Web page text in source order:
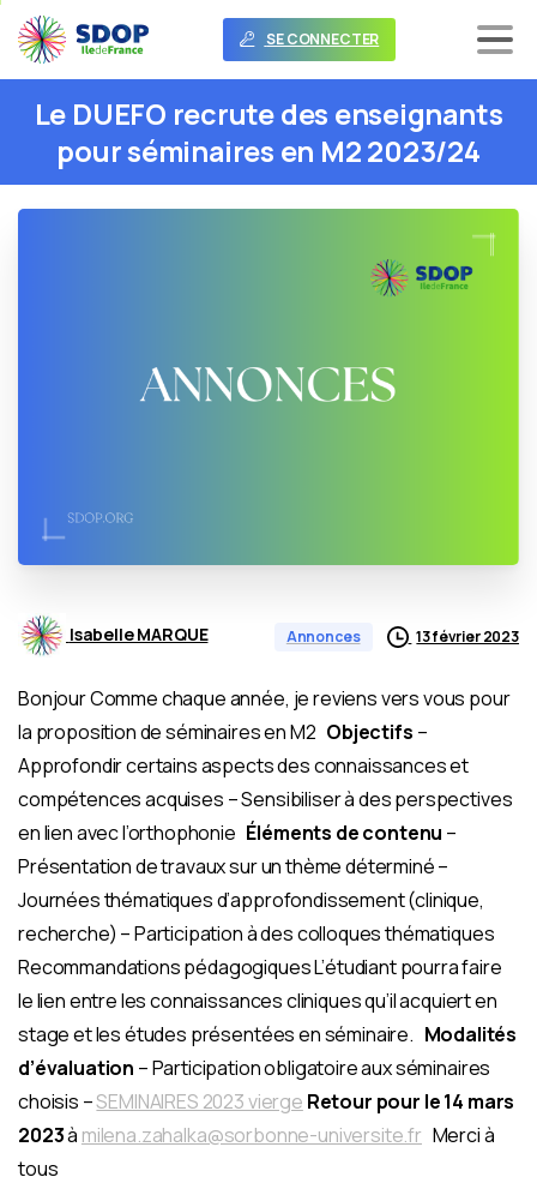
SE CONNECTER
Le DUEFO recrutedes enseignants
pourséminaires en M22023/24
Isabelle MARQUE Annonces 13 février 2023
Bonjour Comme chaque année, je reviens vers vous pour
la proposition de séminaires en M2 Objectifs –
Approfondir certains aspects des connaissances et
compétences acquises – Sensibiliser à des perspectives
en lien avec l’orthophonie Éléments de contenu –
Présentation de travaux sur un thème déterminé –
Journées thématiques d’approfondissement (clinique,
recherche) – Participation à des colloques thématiques
Recommandations pédagogiques L’étudiant pourra faire
le lien entre les connaissances cliniques qu’il acquiert en
stage et les études présentées en séminaire. Modalités
d’évaluation – Participation obligatoire aux séminaires
choisis –SEMINAIRES 2023 vierge Retour pour le 14 mars
2023à milena.zahalka@sorbonne-universite.fr Merci à
tous